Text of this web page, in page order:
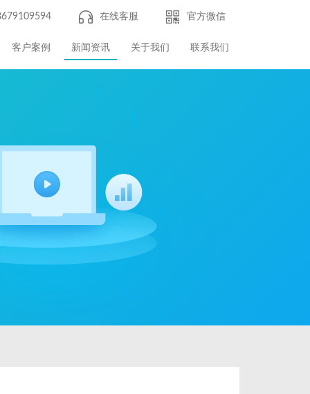
在线客服 官方微信
客户案例 新闻资讯 关于我们 联系我们